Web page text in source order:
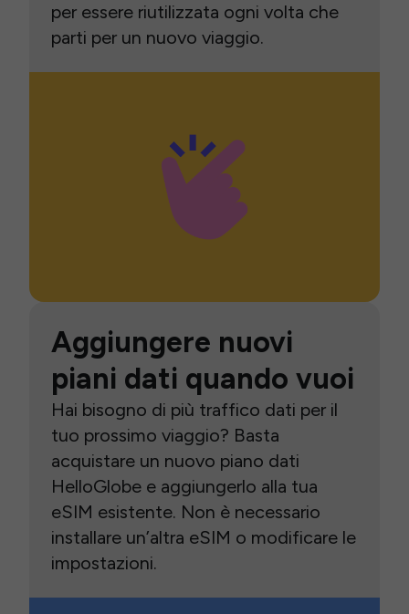
per essere riutilizzata ogni volta che
parti per un nuovo viaggio.
Aggiungere nuovi
piani dati quando vuoi
Hai bisogno di più traffico dati per il
tuo prossimo viaggio? Basta
acquistare un nuovo piano dati
HelloGlobe e aggiungerlo alla tua
eSIM esistente. Non è necessario
installare un’altra eSIM o modificare le
impostazioni.